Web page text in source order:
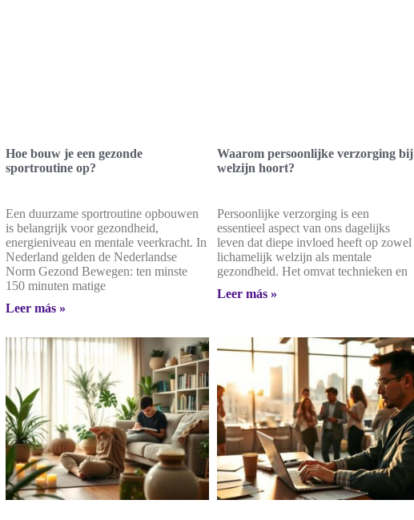
Hoe bouw je een gezonde
sportroutine op?
Een duurzame sportroutine opbouwen
is belangrijk voor gezondheid,
energieniveau en mentale veerkracht. In
Nederland gelden de Nederlandse
Norm Gezond Bewegen: ten minste
150 minuten matige
Leer más »
Waarom persoonlijke verzorging bij
welzijn hoort?
Persoonlijke verzorging is een
essentieel aspect van ons dagelijks
leven dat diepe invloed heeft op zowel
lichamelijk welzijn als mentale
gezondheid. Het omvat technieken en
Leer más »